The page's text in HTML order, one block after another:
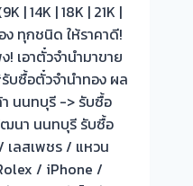
| 14K | 18K | 21K |
ทุกชนิด ให้ราคาดี!
เอาตั๋วจำนำมาขาย
บซื้อตั๋วจำนำทอง ผล
นนทบุรี -> รับซื้อ
นา นนทบุรี รับซื้อ
เลสเพชร / แหวน
/ iPhone /